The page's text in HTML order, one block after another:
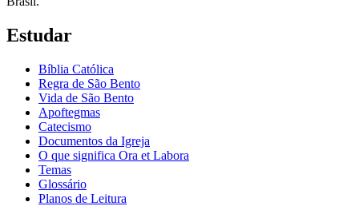
Estudar
Bíblia Católica
Regra de São Bento
Vida de São Bento
Apoftegmas
Catecismo
Documentos da Igreja
O que significa Ora et Labora
Temas
Glossário
Planos de Leitura